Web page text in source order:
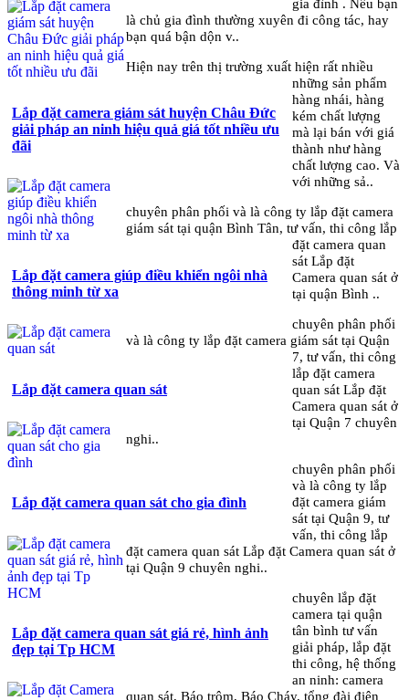
Lắp đặt camera giám sát huyện Châu Đức
giải pháp an ninh hiệu quả giá tốt nhiều ưu
đãi
Lắp đặt camera giúp điều khiển ngôi nhà
thông minh từ xa
Lắp đặt camera quan sát
Lắp đặt camera quan sát cho gia đình
là chủ gia đình thường xuyên đi công tác, hay
bạn quá bận dộn v..
Lắp đặt camera quan sát giá rẻ, hình ảnh
đẹp tại Tp HCM
Hiện nay trên thị trường xuất hiện rất nhiều
những sản phẩm
hàng nhái, hàng
kém chất lượng
mà lại bán với giá
thành như hàng
chất lượng cao. Và
với những sả..
chuyên phân phối và là công ty lắp đặt camera
giám sát tại quận Bình Tân, tư vấn, thi công lắp
đặt camera quan
sát Lắp đặt
Camera quan sát ở
tại quận Bình ..
chuyên phân phối
và là công ty lắp đặt camera giám sát tại Quận
7, tư vấn, thi công
lắp đặt camera
quan sát Lắp đặt
Camera quan sát ở
tại Quận 7 chuyên
nghi..
chuyên phân phối
và là công ty lắp
đặt camera giám
sát tại Quận 9, tư
vấn, thi công lắp
đặt camera quan sát Lắp đặt Camera quan sát ở
tại Quận 9 chuyên nghi..
chuyên lắp đặt
camera tại quận
tân bình tư vấn
giải pháp, lắp đặt
thi công, hệ thống
an ninh: camera
quan sát, Báo trộm, Báo Cháy, tổng đài điện